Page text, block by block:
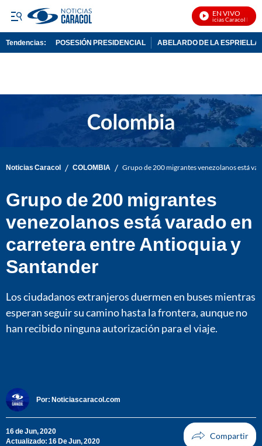
EN VIVO
Noticias Caracol En
Tendencias: POSESIÓN PRESIDENCIAL ABELARDO DE LA ESPRIELLA
Noticias Caracol / COLOMBIA / Grupo de 200 migrantes venezolanos está
Grupo de 200 migrantes
venezolanos está varado en
carretera entre Antioquia y
Santander
Los ciudadanos extranjeros duermen en buses mientras
esperan seguir su camino hasta la frontera, aunque no
han recibido ninguna autorización para el viaje.
Por: Noticiascaracol.com
16 de Jun, 2020
Actualizado: 16 De Jun, 2020